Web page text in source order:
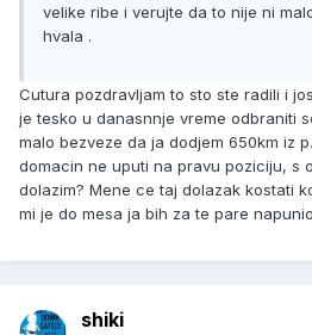
velike ribe i verujte da to nije ni
hvala .
Cutura pozdravljam to sto ste radili i
je tesko u danasnnje vreme odbraniti
malo bezveze da ja dodjem 650km iz
domacin ne uputi na pravu poziciju, s
dolazim? Mene ce taj dolazak kostati
mi je do mesa ja bih za te pare
shiki